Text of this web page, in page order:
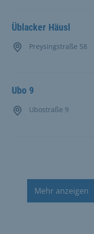
Üblacker Häusl
Preysingstraße 58
Ubo 9
Ubostraße 9
Mehr anzeigen